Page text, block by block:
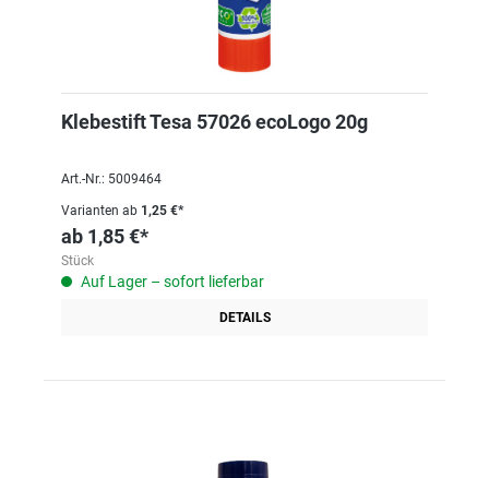
Klebestift Tesa 57026 ecoLogo 20g
Art.-Nr.: 5009464
Varianten ab 1,25 €*
ab 1,85 €*
Stück
Auf Lager – sofort lieferbar
DETAILS